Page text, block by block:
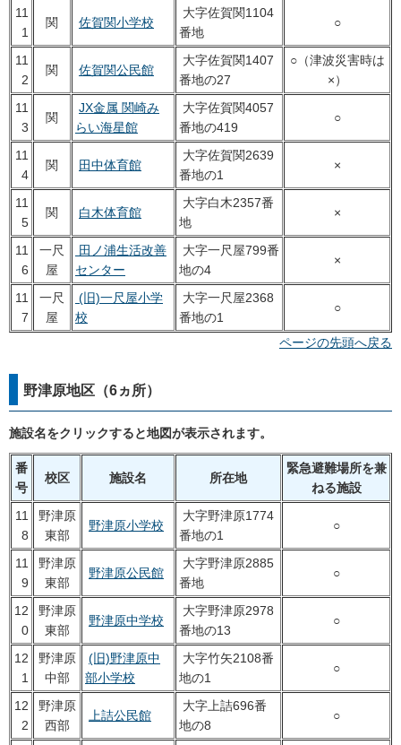
11
1
関 佐賀関小学校
大字佐賀関1104
番地
○
11
2
関 佐賀関公民館
大字佐賀関1407
番地の27
○（津波災害時は
×）
11
3
関
JX金属 関崎み
らい海星館
大字佐賀関4057
番地の419
○
11
4
関 田中体育館
大字佐賀関2639
番地の1
×
11
5
関 白木体育館
大字白木2357番
地
×
11
6
一尺
屋
田ノ浦生活改善
センター
大字一尺屋799番
地の4
×
11
7
一尺
屋
(旧)一尺屋小学
校
大字一尺屋2368
番地の1
○
ページの先頭へ戻る
野津原地区（6ヵ所）
施設名をクリックすると地図が表示されます。
番
号
校区 施設名 所在地
緊急避難場所を兼
ねる施設
11
8
野津原
東部
野津原小学校
大字野津原1774
番地の1
○
11
9
野津原
東部
野津原公民館
大字野津原2885
番地
○
12
0
野津原
東部
野津原中学校
大字野津原2978
番地の13
○
12
1
野津原
中部
(旧)野津原中
部小学校
大字竹矢2108番
地の1
○
12
2
野津原
西部
上詰公民館
大字上詰696番
地の8
○